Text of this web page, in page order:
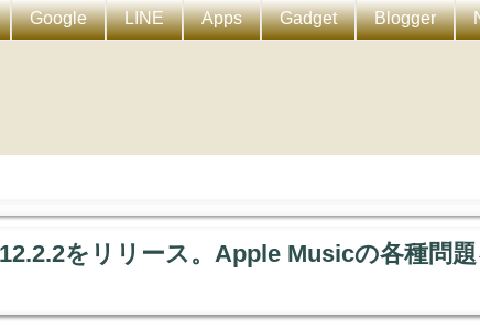
Google LINE Apps Gadget Blogger
をリリース。Apple Musicの各種問